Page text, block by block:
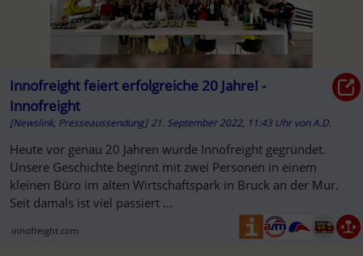
Innofreight feiert erfolgreiche 20 Jahre! -
Innofreight
[Newslink, Presseaussendung] 21. September 2022, 11:43 Uhr vonA.D.
Heute vor genau 20 Jahren wurde Innofreight gegründet.
Unsere Geschichte beginnt mit zwei Personen in einem
kleinen Büro im alten Wirtschaftspark in Bruck an der Mur.
Seit damals ist viel passiert ...
innofreight.com